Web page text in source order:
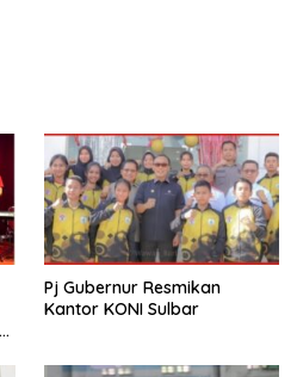
Pj Gubernur Resmikan
Kantor KONI Sulbar